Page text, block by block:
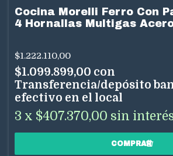
Cocina Morelli Ferro Con
4 Hornallas Multigas
$1.222.110,00
$1.099.899,00 con
Transferencia/depósito
efectivo en el local
3 x $407.370,00 sin